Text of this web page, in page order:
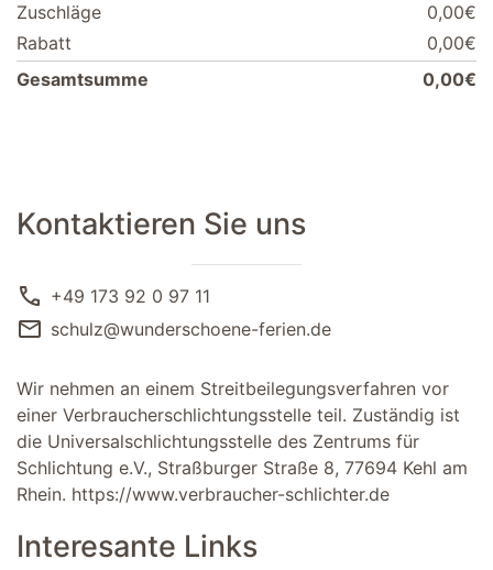
Zuschläge
0,00€
Rabatt
0,00€
Gesamtsumme
0,00€
Kontaktieren Sie uns
call +49 173 92 0 97 11
mail schulz@wunderschoene-ferien.de
Wir nehmen an einem Streitbeilegungsverfahren vor
einer Verbraucherschlichtungsstelle teil. Zuständig ist
die Universalschlichtungsstelle des Zentrums für
Schlichtung e.V., Straßburger Straße 8, 77694 Kehl am
Rhein. https://www.verbraucher-schlichter.de
Interesante Links